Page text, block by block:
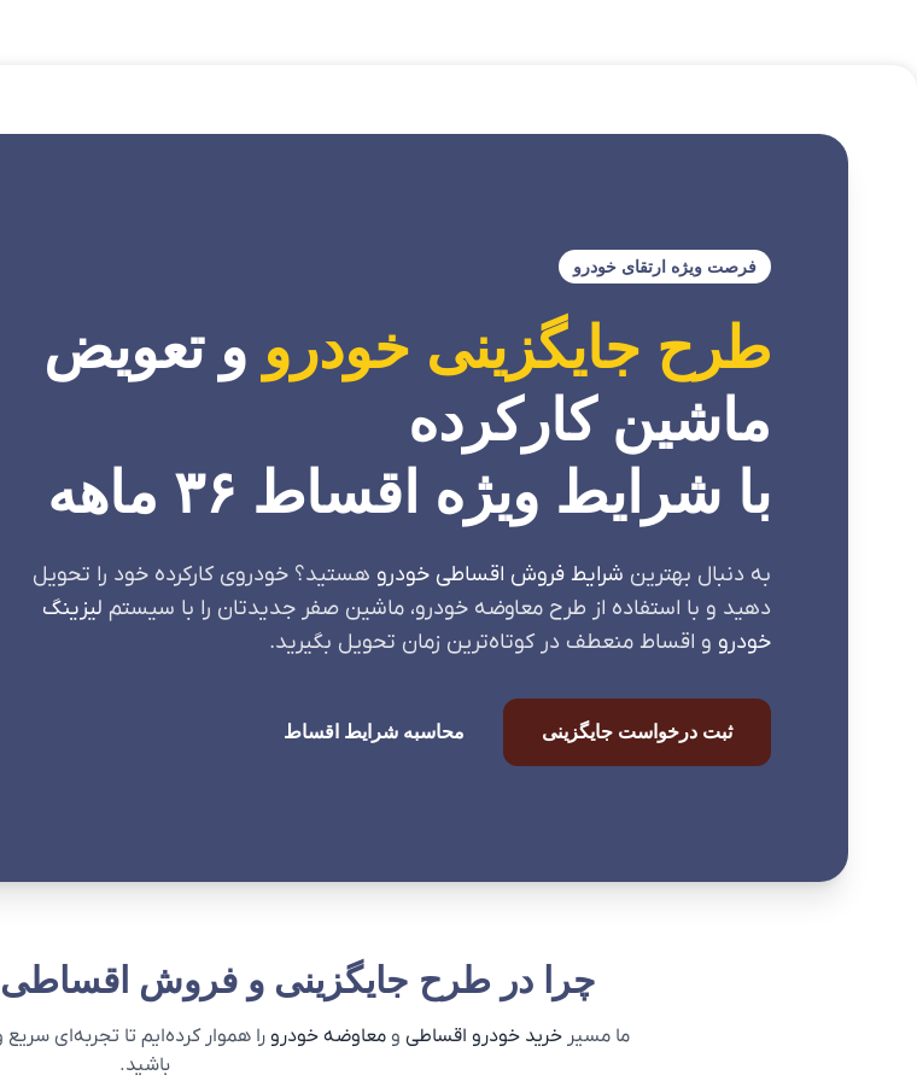
فرصت ویژه ارتقای خودرو
طرح جایگزینی خودرو و تعویض
ماشین کارکرده
با شرایط ویژه اقساط ۳۶ ماهه
به دنبال بهترین شرایط فروش اقساطی خودرو هستید؟ خودروی کارکرده خود را تحویل
دهید و با استفاده از طرح معاوضه خودرو، ماشین صفر جدیدتان را با سیستم لیزینگ
خودرو و اقساط منعطف در کوتاه‌ترین زمان تحویل بگیرید.
ثبت درخواست جایگزینی محاسبه شرایط اقساط
چرا در طرح جایگزینی و فروش
ما مسیرخرید خودرو اقساطی ومعاوضه خودرو را هموار کرده‌ایم تا تجربه‌ای
باشید.